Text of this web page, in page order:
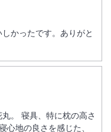
かったです。ありがと
。 寝具、特に枕の高さ
心地の良さを感じた、